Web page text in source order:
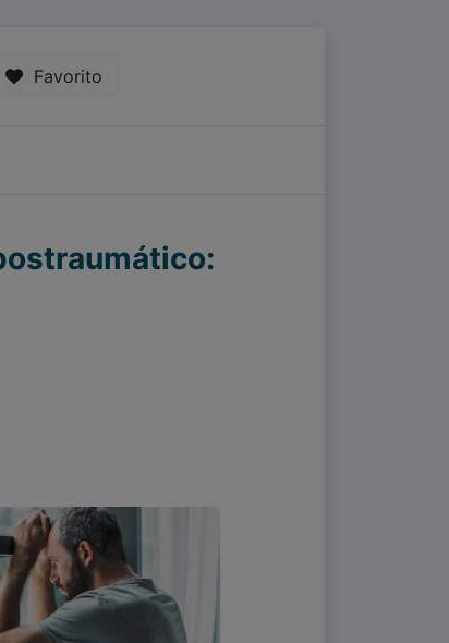
Favorito